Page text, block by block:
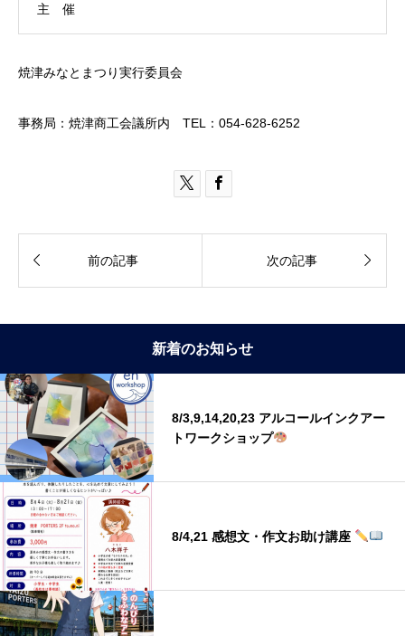
主 催
焼津みなとまつり実行委員会
事務局：焼津商工会議所内 TEL：054-628-6252
 
 前の記事 次の記事 
新着のお知らせ
8/3,9,14,20,23 アルコールインクアー
トワークショップ
8/4,21 感想文・作文お助け講座